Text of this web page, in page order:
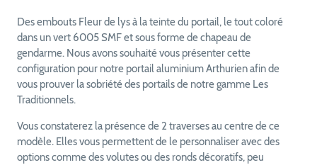
Des embouts Fleur de lys à la teinte du portail, le tout coloré
dans un vert 6005 SMF et sous forme de chapeau de
gendarme. Nous avons souhaité vous présenter cette
configuration pour notre portail aluminium Arthurien afin de
vous prouver la sobriété des portails de notre gamme Les
Traditionnels.
Vous constaterez la présence de 2 traverses au centre de ce
modèle. Elles vous permettent de le personnaliser avec des
options comme des volutes ou des ronds décoratifs, peu